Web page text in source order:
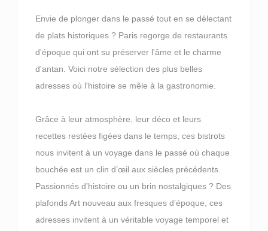
Envie de plonger dans le passé tout en se délectant
de plats historiques ? Paris regorge de restaurants
d'époque qui ont su préserver l'âme et le charme
d'antan. Voici notre sélection des plus belles
adresses où l'histoire se mêle à la gastronomie.
Grâce à leur atmosphère, leur déco et leurs
recettes restées figées dans le temps, ces bistrots
nous invitent à un voyage dans le passé où chaque
bouchée est un clin d’œil aux siècles précédents.
Passionnés d’histoire ou un brin nostalgiques ? Des
plafonds Art nouveau aux fresques d’époque, ces
adresses invitent à un véritable voyage temporel et